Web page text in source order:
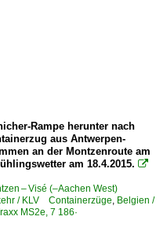
Rampe herunter nach
aus Antwerpen-
an der Montzenroute am
am 18.4.2015. 
– Visé (–Aachen West)
/ KLV Containerzüge, Belgien /
MS2e, 7 186·